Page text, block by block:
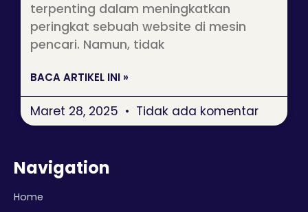
terpenting dalam meningkatkan
peringkat sebuah website di mesin
pencari. Namun, tidak
BACA ARTIKEL INI »
Maret 28, 2025 Tidak ada komentar
Navigation
Home